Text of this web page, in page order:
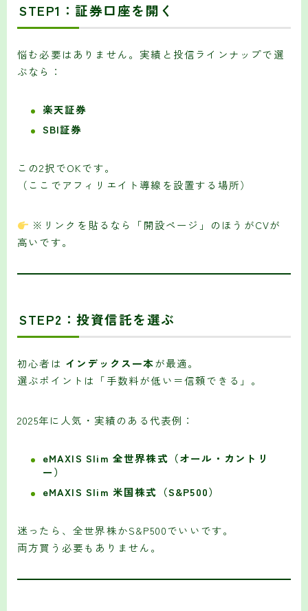
STEP1：証券口座を開く
悩む必要はありません。実績と投信ラインナップで選
ぶなら：
楽天証券
SBI証券
この2択でOKです。
（ここでアフィリエイト導線を設置する場所）
※リンクを貼るなら「開設ページ」のほうがCVが
高いです。
STEP2：投資信託を選ぶ
初心者は インデックス一本が最適。
選ぶポイントは「手数料が低い＝信頼できる」。
2025年に人気・実績のある代表例：
eMAXIS Slim 全世界株式（オール・カントリ
ー）
eMAXIS Slim 米国株式（S&P500）
迷ったら、全世界株かS&P500でいいです。
両方買う必要もありません。